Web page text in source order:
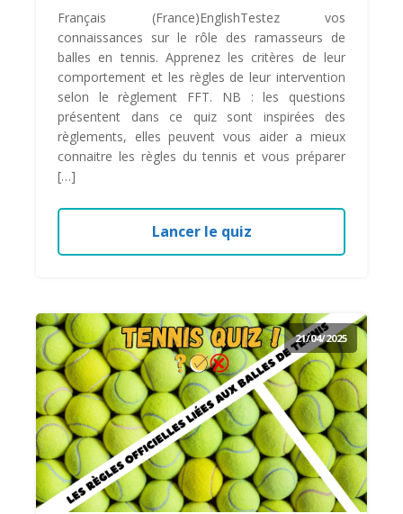
Français (France)EnglishTestez vos
connaissances sur le rôle des ramasseurs de
balles en tennis. Apprenez les critères de leur
comportement et les règles de leur intervention
selon le règlement FFT. NB : les questions
présentent dans ce quiz sont inspirées des
règlements, elles peuvent vous aider a mieux
connaitre les règles du tennis et vous préparer
[…]
Lancer le quiz
21/04/2025